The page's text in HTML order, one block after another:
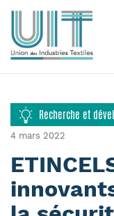
Recherche et
4 mars 2022